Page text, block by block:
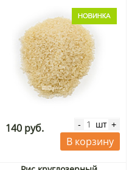
140 руб. - шт +
В корзину